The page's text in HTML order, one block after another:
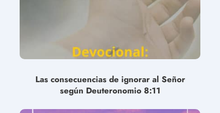
Las consecuencias de ignorar al Señor
según Deuteronomio 8:11